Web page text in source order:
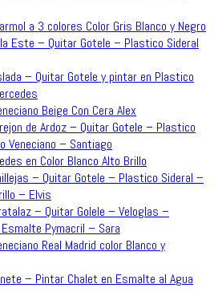
a 3 colores Color Gris Blanco y Negro
Este – Quitar Gotele – Plastico Sideral
– Quitar Gotele y pintar en Plastico
Beige Con Cera Alex
de Ardoz – Quitar Gotele – Plastico
Veneciano – Santiago
en Color Blanco Alto Brillo
– Quitar Gotele – Plastico Sideral –
– Elvis
– Quitar Golele – Veloglas –
Pymacril – Sara
Real Madrid color Blanco y
– Pintar Chalet en Esmalte al Agua